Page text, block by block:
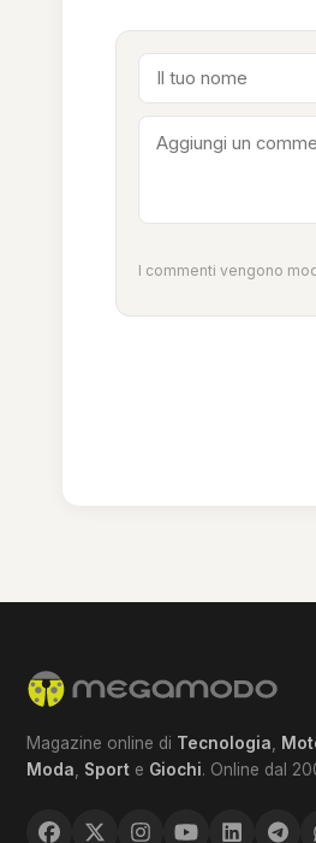
I commenti vengono
Magazine online di Tecnologia
Moda
Sport e Giochi. Online dal